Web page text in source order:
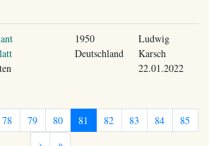
1950
Deutschland
Ludwig
Karsch
22.01.2022
78 79 80 81 82 83 84
85
›
»